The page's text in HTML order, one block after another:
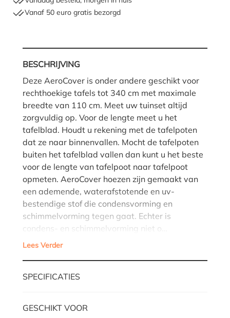
Vanaf 50 euro gratis bezorgd
BESCHRIJVING
Deze AeroCover is onder andere geschikt voor
rechthoekige tafels tot 340 cm met maximale
breedte van 110 cm. Meet uw tuinset altijd
zorgvuldig op. Voor de lengte meet u het
tafelblad. Houdt u rekening met de tafelpoten
dat ze naar binnenvallen. Mocht de tafelpoten
buiten het tafelblad vallen dan kunt u het beste
voor de lengte van tafelpoot naar tafelpoot
opmeten. AeroCover hoezen zijn gemaakt van
een ademende, waterafstotende en uv-
bestendige stof die condensvorming en
schimmelvorming tegen gaat. Echter is
condens- en schimmelvorming niet o…
Lees Verder
SPECIFICATIES
GESCHIKT VOOR